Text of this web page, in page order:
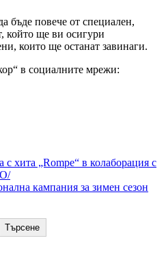
бъде повече от специален,
който ще ви осигури
които ще останат завинаги.
в социалните мрежи:
хита „Rompe“ в колаборация с
кампания за зимен сезон
Търсене